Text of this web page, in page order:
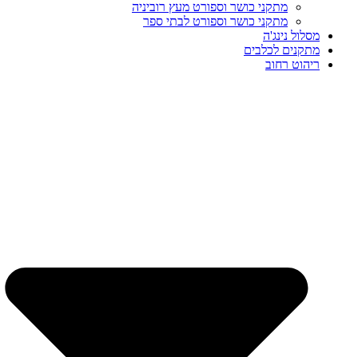
מתקני כושר וספורט מעץ רוביניה
מתקני כושר וספורט לבתי ספר
מסלול נינג'ה
מתקנים לכלבים
ריהוט רחוב